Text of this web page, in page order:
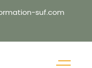
suf.com